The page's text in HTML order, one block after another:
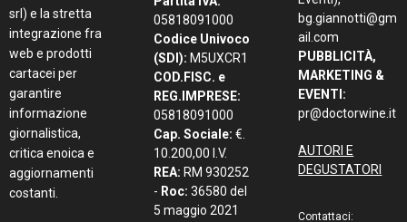
srl) e la stretta
integrazione fra
web e prodotti
cartacei per
garantire
informazione
giornalistica,
critica enoica e
aggiornamenti
costanti.
05818091000
Codice Univoco
(SDI): M5UXCR1
COD.FISC. e
REG.IMPRESE:
05818091000
Cap. Sociale: €.
10.200,00 I.V.
REA: RM 930252
- Roc: 36580 del
5 maggio 2021
bg.giannotti@gm
ail.com
PUBBLICITÀ,
MARKETING &
EVENTI:
pr@doctorwine.it
AUTORI E
DEGUSTATORI
Contattaci: